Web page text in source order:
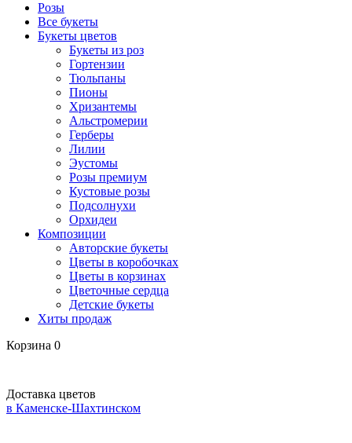
Розы
Все букеты
Букеты цветов
Букеты из роз
Гортензии
Тюльпаны
Пионы
Хризантемы
Альстромерии
Герберы
Лилии
Эустомы
Розы премиум
Кустовые розы
Подсолнухи
Орхидеи
Композиции
Авторские букеты
Цветы в коробочках
Цветы в корзинах
Цветочные сердца
Детские букеты
Хиты продаж
Корзина 0
Доставка цветов
в Каменске-Шахтинском